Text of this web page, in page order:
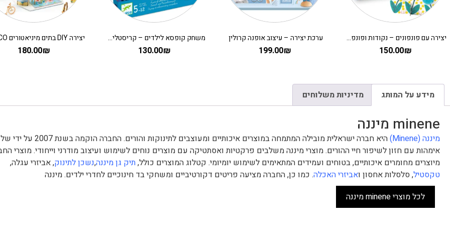
יצירה עם פונפונים – נקודות ופונפונים בדשא DJECO
150.00₪
ערכת יצירה – עיצוב אופנה קרולין
199.00₪
משחק קופסא לילדים – קריסטלים בחלל
130.00₪
180.00₪
מידע על המותג מדיניות משלוחים
minene מיננה
מיננה (Minene)
היא חברה ישראלית מובילה המתמחה במוצרים איכותיים ומעוצבים לתינוקות והורים.
אימהות עם חזון לשיפור חיי ההורים. מוצרי מיננה משלבים פרקטיות ואסתטיקה עם מוצרים נוחים לשימוש ועיצוב מודרני וייחודי. מוצרי
מיוצרים מחומרים איכותיים, בטוחים ועמידים המתאימים לשימוש יומיומי. קטלוג המוצרים כולל,תיק גן מיננה,נשכן לתינוק, אביזרי עגלה,
טקסטיל, סלסלות אחסון ואביזרי האכלה. כמו כן, החברה מציעה פריטים דקורטיביים ומשחקי בד חינוכיים לחדרי ילדים. מיננה
לכל מוצרי minene מיננה